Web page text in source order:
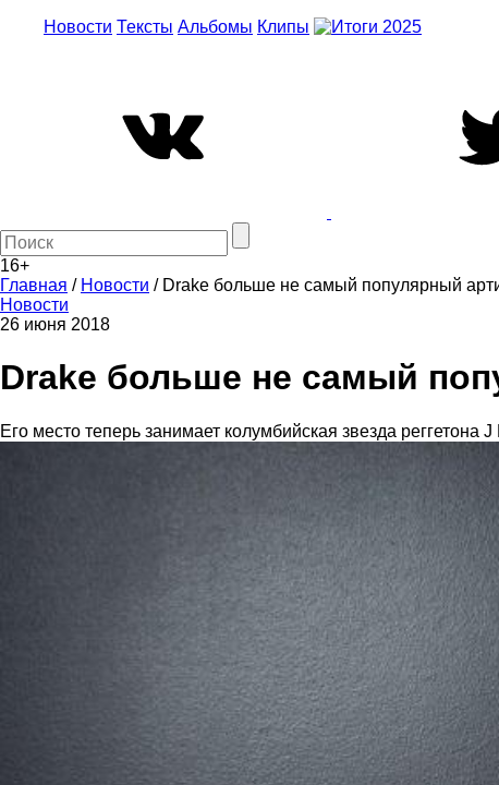
Новости Тексты Альбомы Клипы
16+
Главная / Новости / Drake больше не самый популярный
Новости
26 июня 2018
Drake больше не самый
Его место теперь занимает колумбийская звезда реггетона